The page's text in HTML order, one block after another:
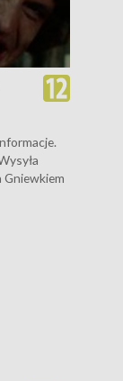
Gniewkiem